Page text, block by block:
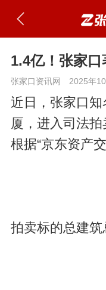
1.4亿！张家
张家口资讯网 2025年
近日，张家口
厦，进入司法拍
根据“京东资产
拍卖标的总建